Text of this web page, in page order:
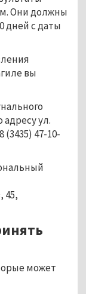
Они должны
дней с даты
вы
ул.
47-10-
45,
может